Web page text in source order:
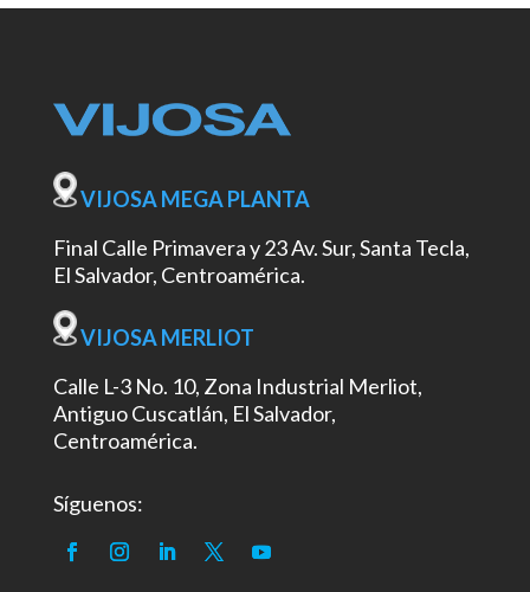
VIJOSA MEGA PLANTA
Final Calle Primavera y 23 Av. Sur, Santa Tecla,
El Salvador, Centroamérica.
VIJOSA MERLIOT
Calle L-3 No. 10, Zona Industrial Merliot,
Antiguo Cuscatlán, El Salvador,
Centroamérica.
Síguenos: